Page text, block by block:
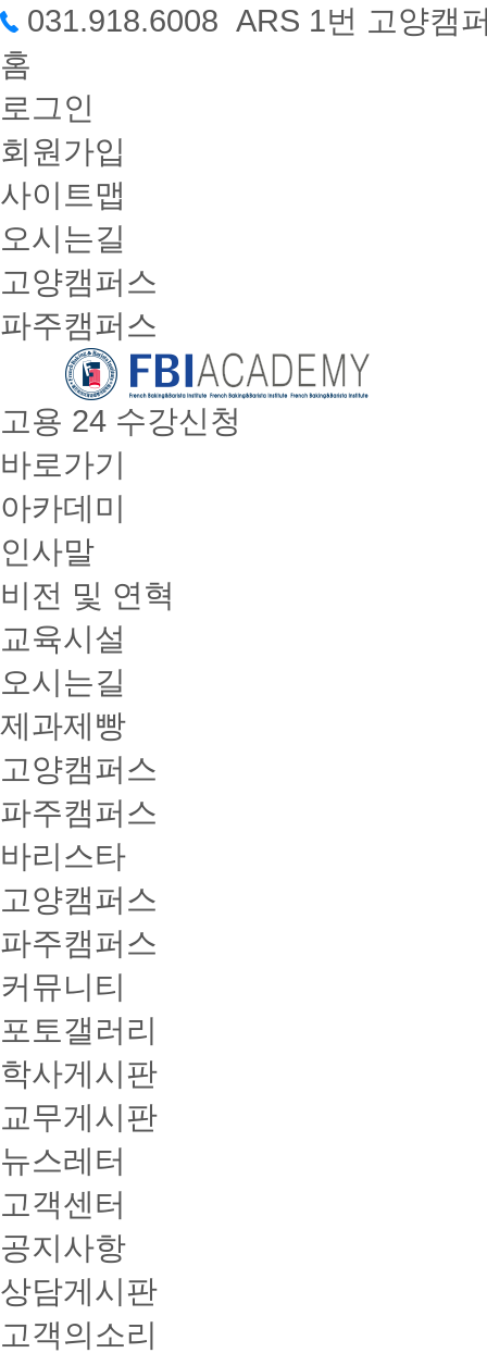
031.918.6008 ARS 1번 고양캠
홈
로그인
회원가입
사이트맵
오시는길
고양캠퍼스
파주캠퍼스
고용 24 수강신청
바로가기
아카데미
인사말
비전 및 연혁
교육시설
오시는길
제과제빵
고양캠퍼스
파주캠퍼스
바리스타
고양캠퍼스
파주캠퍼스
커뮤니티
포토갤러리
학사게시판
교무게시판
뉴스레터
고객센터
공지사항
상담게시판
고객의소리